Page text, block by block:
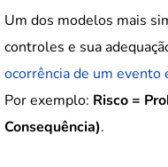
Um dos modelos mais
controles e sua
ocorrência de um evento
Por exemplo: Risco =
Consequência).